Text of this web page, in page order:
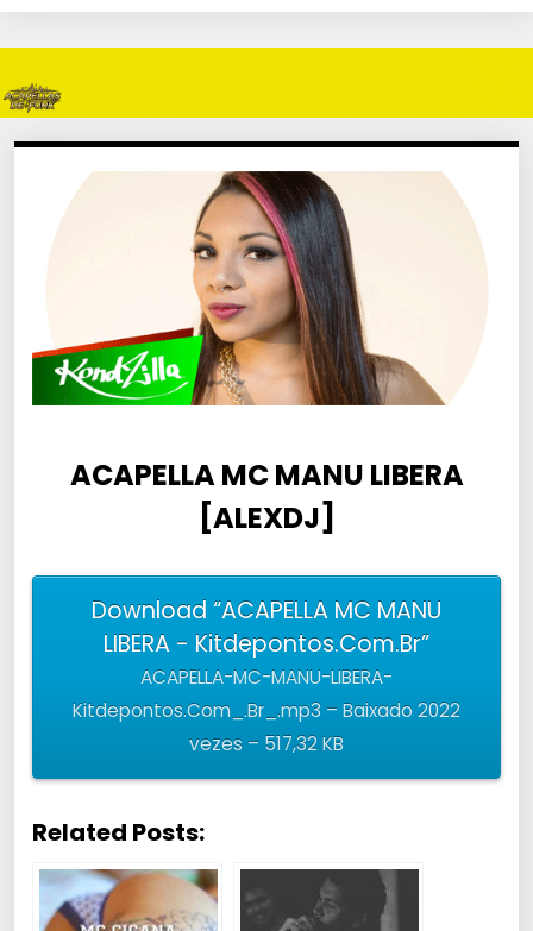
ACAPELLA MC MANU LIBERA
[ALEXDJ]
Download “ACAPELLA MC MANU
LIBERA - Kitdepontos.Com.Br”
ACAPELLA-MC-MANU-LIBERA-
Kitdepontos.Com_.Br_.mp3 – Baixado 2022
vezes – 517,32 KB
Related Posts: